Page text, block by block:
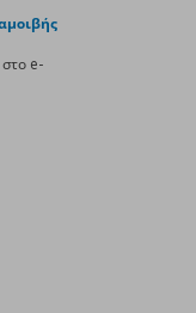
e-
καλάθιστα αγαπημένα